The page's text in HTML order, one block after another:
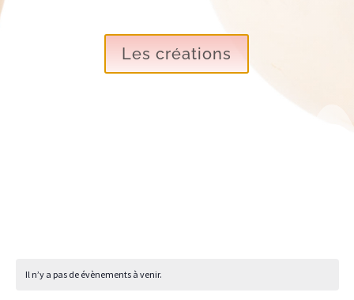
Les créations
Il n’y a pas de évènements à venir.